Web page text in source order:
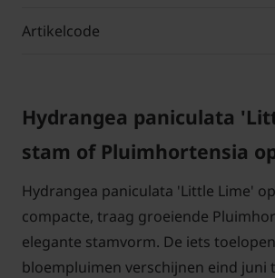
Artikelcode
Hydrangea paniculata
stam of Pluimhortensia
Hydrangea paniculata 'Little Lime'
compacte, traag groeiende
elegante stamvorm. De iets
bloempluimen verschijnen eind juni